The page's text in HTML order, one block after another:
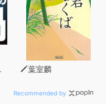
劇へと発展する今回
葉室麟
Recommended by